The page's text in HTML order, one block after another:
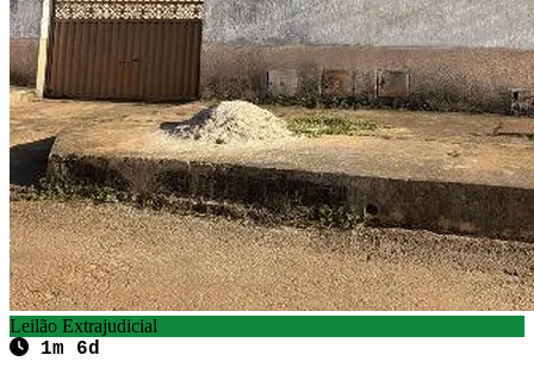
Leilão Extrajudicial
1m 6d